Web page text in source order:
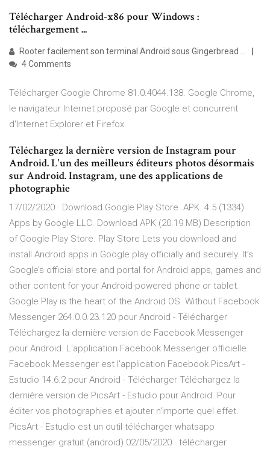
Télécharger Android-x86 pour Windows :
téléchargement ...
Rooter facilement son terminal Android sous Gingerbread ...
4 Comments
Télécharger Google Chrome 81.0.4044.138. Google Chrome,
le navigateur Internet proposé par Google et concurrent
d'Internet Explorer et Firefox.
Téléchargez la dernière version de Instagram pour
Android. L'un des meilleurs éditeurs photos désormais
sur Android. Instagram, une des applications de
photographie
17/02/2020 · Download Google Play Store .APK. 4.5 (1334)
Apps by Google LLC. Download APK (20.19 MB) Description
of Google Play Store. Play Store Lets you download and
install Android apps in Google play officially and securely. It’s
Google’s official store and portal for Android apps, games and
other content for your Android-powered phone or tablet.
Google Play is the heart of the Android OS. Without Facebook
Messenger 264.0.0.23.120 pour Android - Télécharger
Téléchargez la dernière version de Facebook Messenger
pour Android. L'application Facebook Messenger officielle.
Facebook Messenger est l'application Facebook PicsArt -
Estudio 14.6.2 pour Android - Télécharger Téléchargez la
dernière version de PicsArt - Estudio pour Android. Pour
éditer vos photographies et ajouter n'importe quel effet.
PicsArt - Estudio est un outil télécharger whatsapp
messenger gratuit (android) 02/05/2020 · télécharger